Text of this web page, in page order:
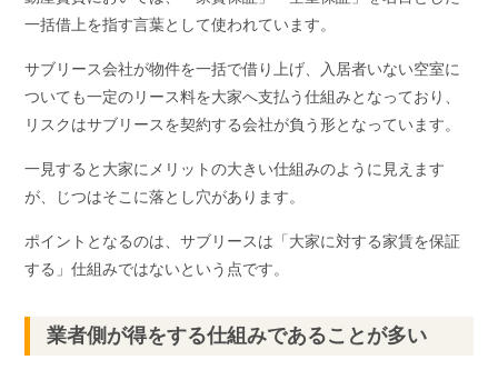
一括借上を指す言葉として使われています。
サブリース会社が物件を一括で借り上げ、入居者いない空室に
ついても一定のリース料を大家へ支払う仕組みとなっており、
リスクはサブリースを契約する会社が負う形となっています。
一見すると大家にメリットの大きい仕組みのように見えます
が、じつはそこに落とし穴があります。
ポイントとなるのは、サブリースは「大家に対する家賃を保証
する」仕組みではないという点です。
業者側が得をする仕組みであることが多い